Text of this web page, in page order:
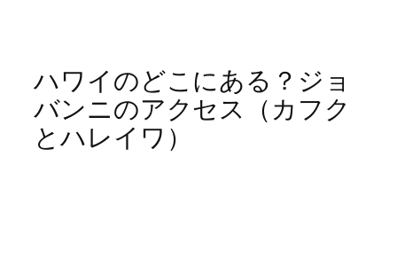
ハワイのどこにある？ジョ
バンニのアクセス（カフク
とハレイワ）